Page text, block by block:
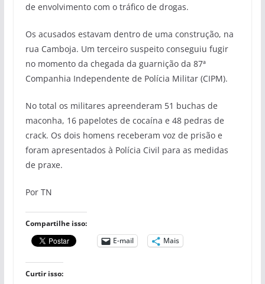
de envolvimento com o tráfico de drogas.
Os acusados estavam dentro de uma construção, na
rua Camboja. Um terceiro suspeito conseguiu fugir
no momento da chegada da guarnição da 87ª
Companhia Independente de Polícia Militar (CIPM).
No total os militares apreenderam 51 buchas de
maconha, 16 papelotes de cocaína e 48 pedras de
crack. Os dois homens receberam voz de prisão e
foram apresentados à Polícia Civil para as medidas
de praxe.
Por TN
Compartilhe isso:
E-mail
Mais
Curtir isso: